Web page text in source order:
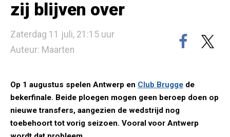
zij blijven over
Zaterdag 11 juli, 21:15 uur
Auteur: Maarten
Op 1 augustus spelen Antwerp en Club Brugge de
bekerfinale. Beide ploegen mogen geen beroep doen op
nieuwe transfers, aangezien de wedstrijd nog
toebehoort tot vorig seizoen. Vooral voor Antwerp